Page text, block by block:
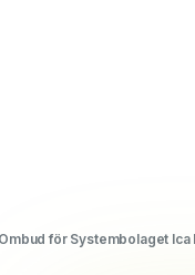
Ombud för Systembolaget Ica